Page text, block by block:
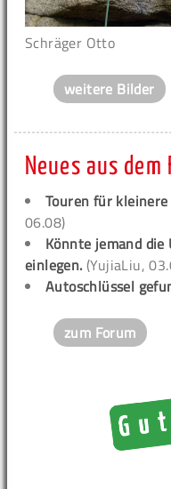
Schräger Otto
weitere Bilder
Neues aus dem
Touren für
06.08)
Könnte jemand
einlegen. (YujiaLiu,
Autoschlüssel
zum Forum